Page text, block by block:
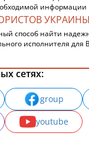
информации
УКРАИНЫ
способ найти
исполнителя
сетях:
group
youtube